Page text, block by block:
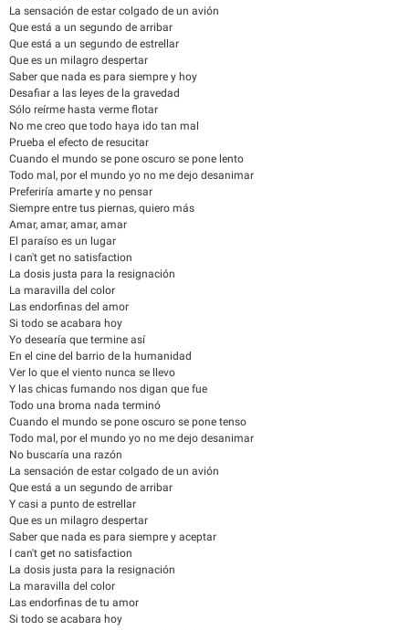
La sensación de estar colgado de un avión
Que está a un segundo de arribar
Que está a un segundo de estrellar
Que es un milagro despertar
Saber que nada es para siempre y hoy
Desafiar a las leyes de la gravedad
Sólo reírme hasta verme flotar
No me creo que todo haya ido tan mal
Prueba el efecto de resucitar
Cuando el mundo se pone oscuro se pone lento
Todo mal, por el mundo yo no me dejo desanimar
Preferiría amarte y no pensar
Siempre entre tus piernas, quiero más
Amar, amar, amar, amar
El paraíso es un lugar
I can't get no satisfaction
La dosis justa para la resignación
La maravilla del color
Las endorfinas del amor
Si todo se acabara hoy
Yo desearía que termine así
En el cine del barrio de la humanidad
Ver lo que el viento nunca se llevo
Y las chicas fumando nos digan que fue
Todo una broma nada terminó
Cuando el mundo se pone oscuro se pone tenso
Todo mal, por el mundo yo no me dejo desanimar
No buscaría una razón
La sensación de estar colgado de un avión
Que está a un segundo de arribar
Y casi a punto de estrellar
Que es un milagro despertar
Saber que nada es para siempre y aceptar
I can't get no satisfaction
La dosis justa para la resignación
La maravilla del color
Las endorfinas de tu amor
Si todo se acabara hoy